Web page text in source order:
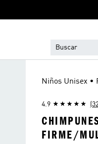
Niños Unisex •
4.9
FIRME/